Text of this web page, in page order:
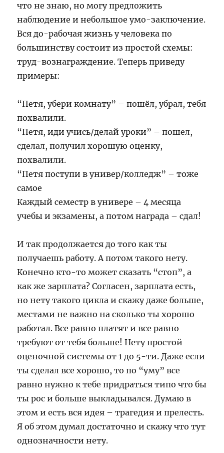
что не знаю, но могу предложить
наблюдение и небольшое умо-заключение.
Вся до-рабочая жизнь у человека по
большинству состоит из простой схемы:
труд-вознаграждение. Теперь приведу
примеры:
“Петя, убери комнату” – пошёл, убрал, тебя
похвалили.
“Петя, иди учись/делай уроки” – пошел,
сделал, получил хорошую оценку,
похвалили.
“Петя поступи в универ/колледж” – тоже
самое
Каждый семестр в универе – 4 месяца
учебы и экзамены, а потом награда – сдал!
И так продолжается до того как ты
получаешь работу. А потом такого нету.
Конечно кто-то может сказать “стоп”, а
как же зарплата? Согласен, зарплата есть,
но нету такого цикла и скажу даже больше,
местами не важно на сколько ты хорошо
работал. Все равно платят и все равно
требуют от тебя больше! Нету простой
оценочной системы от 1 до 5-ти. Даже если
ты сделал все хорошо, то по “уму” все
равно нужно к тебе придраться типо что бы
ты рос и больше выкладывался. Думаю в
этом и есть вся идея – трагедия и прелесть.
Я об этом думал достаточно и скажу что тут
однозначности нету.